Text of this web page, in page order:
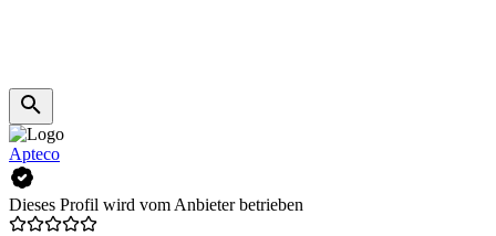
Apteco
Dieses Profil wird vom Anbieter betrieben